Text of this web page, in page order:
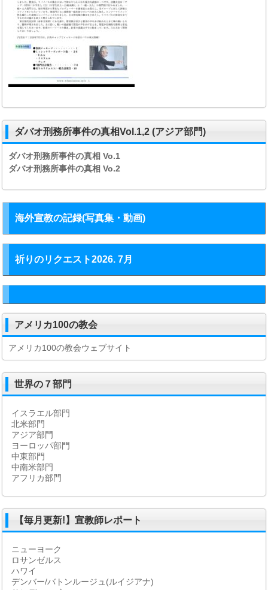
ダバオ刑務所事件の真相Vol.1,2 (アジア部門)
ダバオ刑務所事件の真相Vo.1
ダバオ刑務所事件の真相Vo.2
海外宣教の記録(写真集・動画)
祈りのリクエスト2026. 7月
アメリカ100の教会
アメリカ100の教会ウェブサイト
世界の７部門
イスラエル部門
北米部門
アジア部門
ヨーロッパ部門
中東部門
中南米部門
アフリカ部門
【毎月更新!】宣教師レポート
ニューヨーク
ロサンゼルス
ハワイ
デンバー/バトンルージュ(ルイジアナ)